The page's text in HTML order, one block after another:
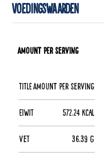
Voedingswaarden
Amount per Serving
TitleAmount per Serving
Eiwit 572.24 kcal
Vet 36.39 g